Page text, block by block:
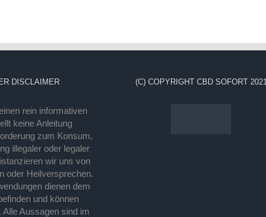
DISCLAIMER
rein informativen
keine Anleitung
zum Konsum,
illegaler oder legaler
wir uns von
oder Heilversprechen.
dienen dem
und können
Aussagen sind im
(C) COPYRIGHT CBD SOFORT 2021